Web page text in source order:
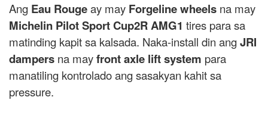
Ang Eau Rougeay may Forgeline wheels na may
Michelin Pilot Sport Cup2R AMG1 tires para sa
matinding kapit sa kalsada. Naka-install din angJRI
dampers na mayfront axle lift system para
manatiling kontrolado ang sasakyan kahit sa
pressure.